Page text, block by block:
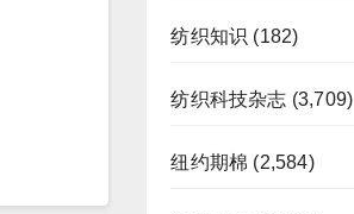
纺织知识 (182)
纺织科技杂志 (3,709)
纽约期棉 (2,584)